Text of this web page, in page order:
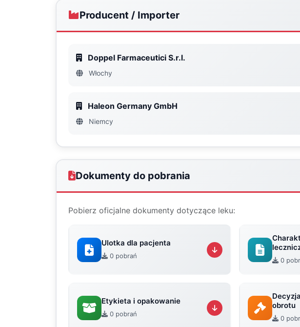
Producent / Importer
Doppel Farmaceutici S.r.l.
Włochy
Haleon Germany GmbH
Niemcy
Dokumenty do pobrania
Pobierz oficjalne dokumenty dotyczące leku:
Ulotka dla pacjenta
0 pobrań
0
Etykieta i opakowanie
0 pobrań
obrotu
0